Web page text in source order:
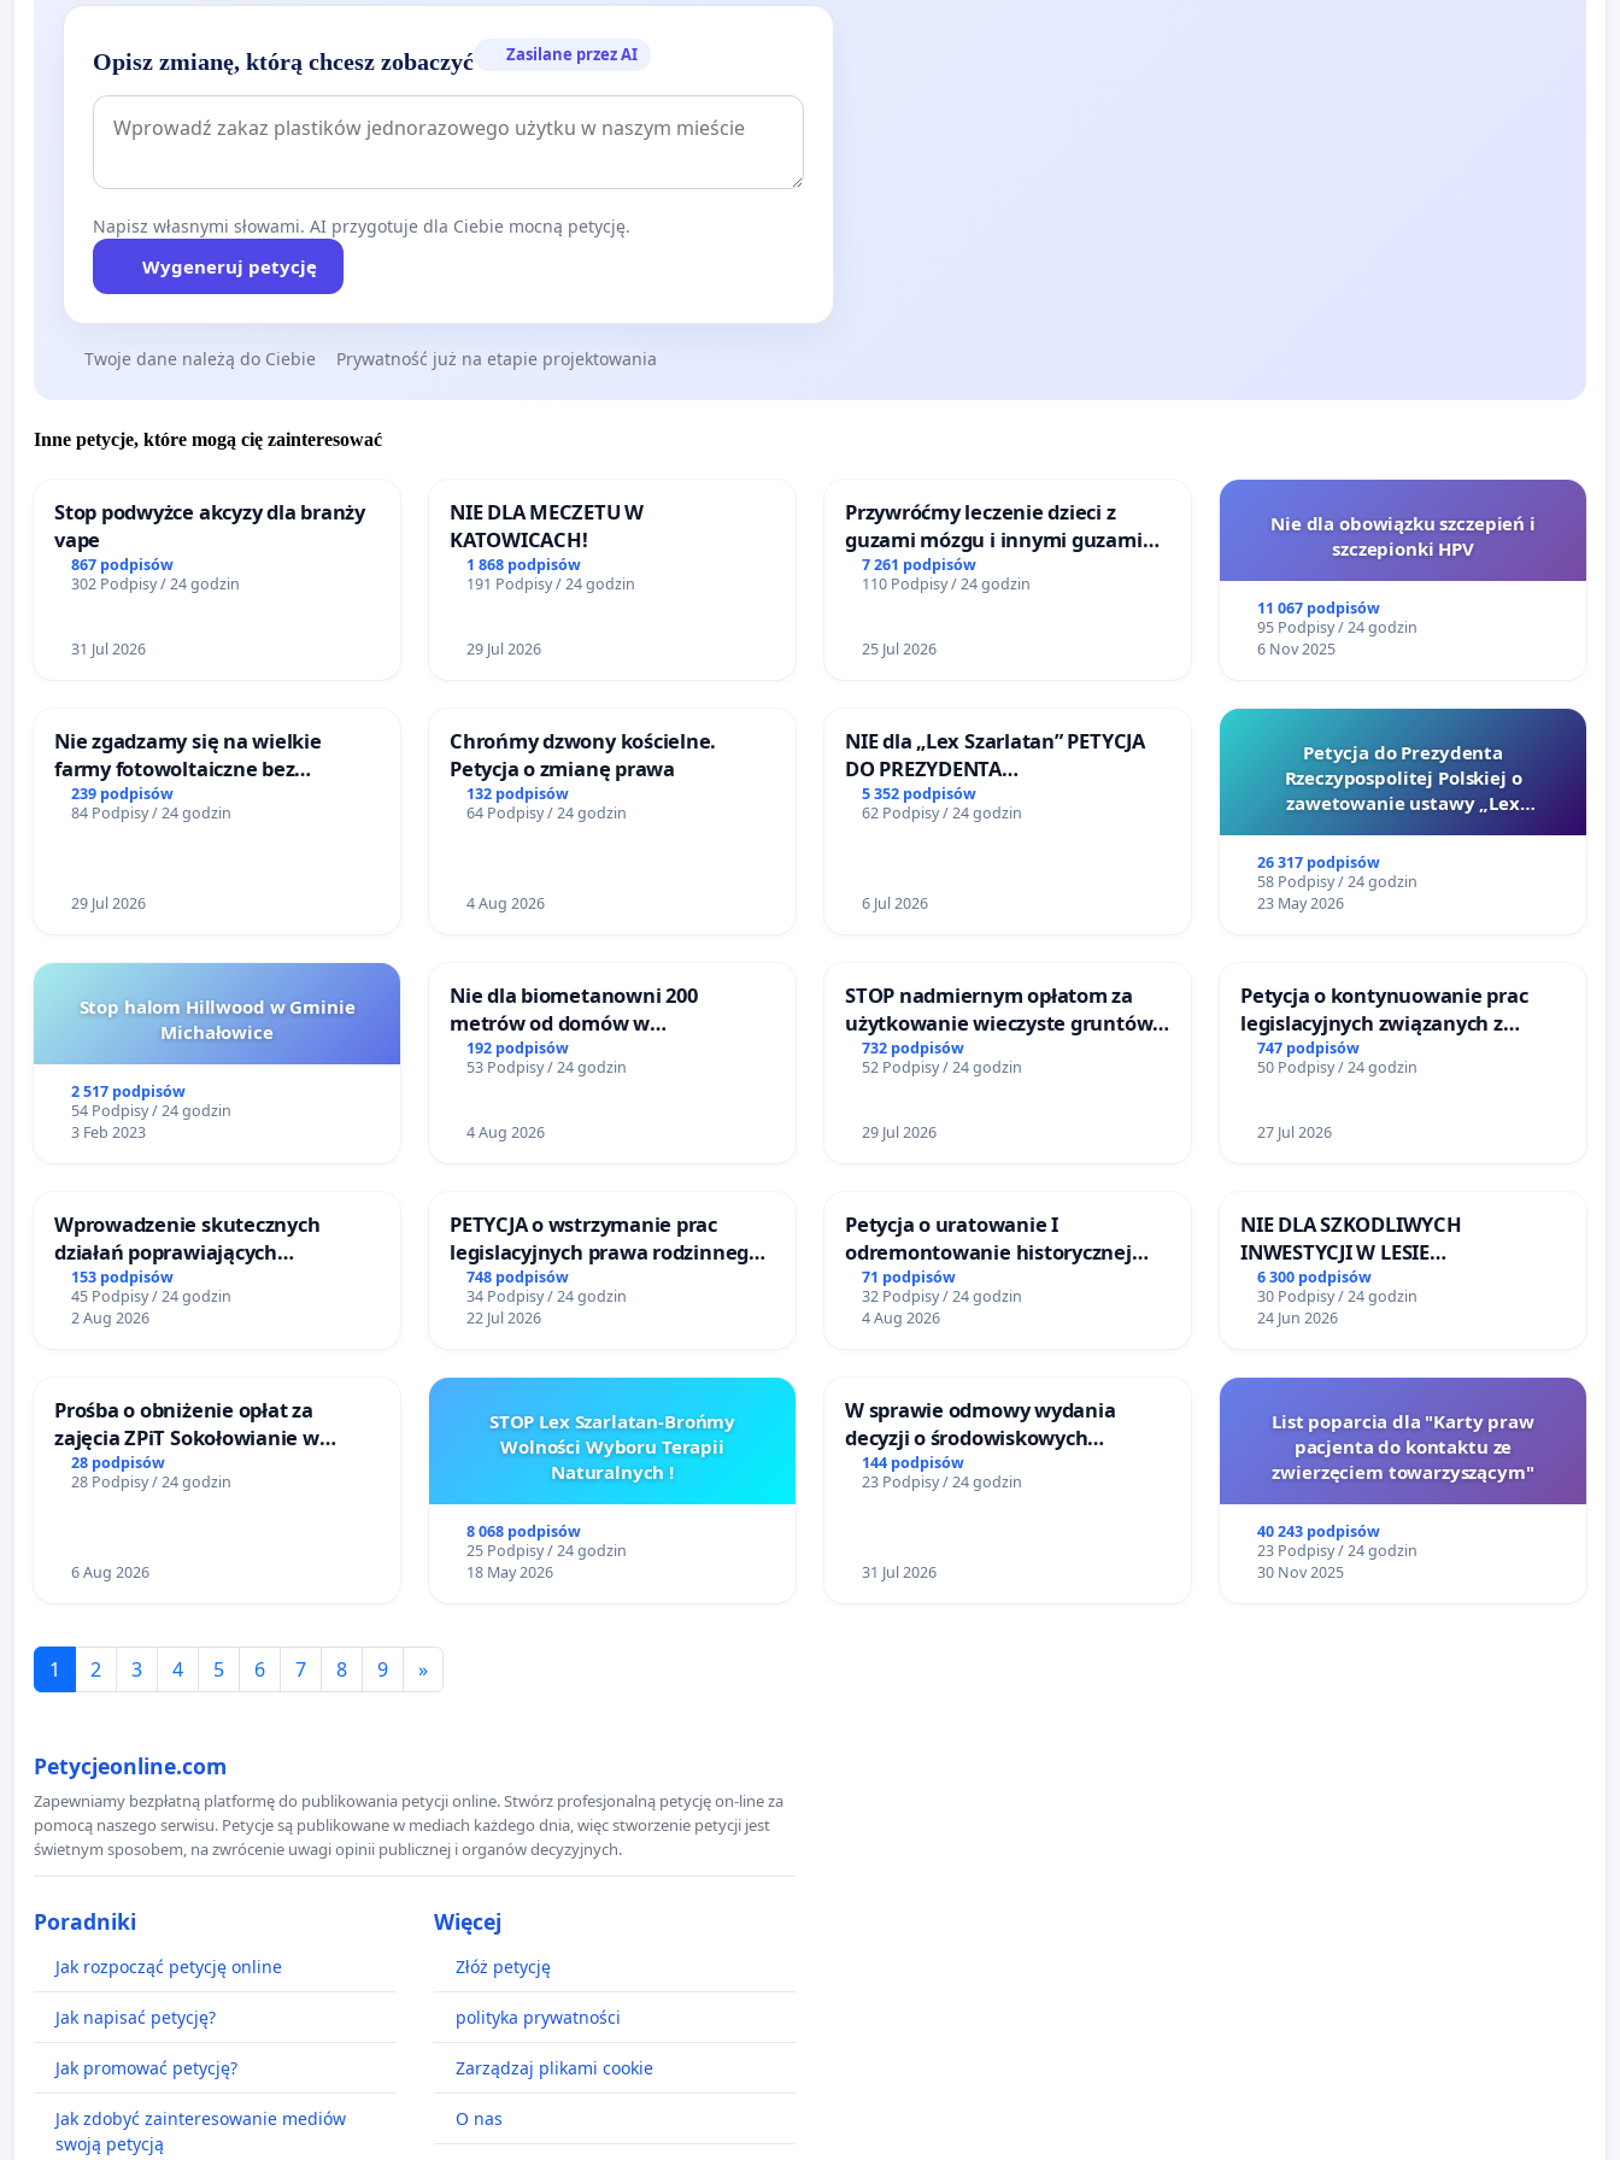
Opisz zmianę, którą chcesz zobaczyć Zasilane przez AI
Napisz własnymi słowami. AI przygotuje dla Ciebie mocną petycję.
Wygeneruj petycję
Twoje dane należą do Ciebie Prywatność już na etapie projektowania
Inne petycje, które mogą cię zainteresować
Stop podwyżce akcyzy dla branży
vape
867 podpisów
302 Podpisy / 24 godzin
31 Jul 2026
NIE DLA MECZETU W
KATOWICACH!
1 868 podpisów
191 Podpisy / 24 godzin
29 Jul 2026
Przywróćmy leczenie dzieci z
guzami mózgu i innymi guzami
litymi do Górnośląskiego
Centrum Zdrowia Dziecka w
7 261 podpisów
110 Podpisy / 24 godzin
25 Jul 2026
Nie dla obowiązku szczepień i
szczepionki HPV
11 067 podpisów
95 Podpisy / 24 godzin
6 Nov 2025
Nie zgadzamy się na wielkie
farmy fotowoltaiczne bez
rzetelnych analiz i akceptacji
mieszkańców
239 podpisów
84 Podpisy / 24 godzin
29 Jul 2026
Chrońmy dzwony kościelne.
Petycja o zmianę prawa
132 podpisów
64 Podpisy / 24 godzin
4 Aug 2026
NIE dla „Lex Szarlatan” PETYCJA
DO PREZYDENTA
RZECZYPOSPOLITEJ POLSKIEJ
5 352 podpisów
62 Podpisy / 24 godzin
6 Jul 2026
Petycja do Prezydenta
Rzeczypospolitej Polskiej o
zawetowanie ustawy „Lex
26 317 podpisów
58 Podpisy / 24 godzin
23 May 2026
Stop halom Hillwood w Gminie
Michałowice
2 517 podpisów
54 Podpisy / 24 godzin
3 Feb 2023
Nie dla biometanowni 200
metrów od domów w
Biernatkach, gm. Wądroże
Wielkie
192 podpisów
53 Podpisy / 24 godzin
4 Aug 2026
STOP nadmiernym opłatom za
użytkowanie wieczyste gruntów
zajmowanych przez rodzinne
ogrody działkowe.
732 podpisów
52 Podpisy / 24 godzin
29 Jul 2026
Petycja o kontynuowanie prac
legislacyjnych związanych z
reformą prawa rodzinnego
747 podpisów
50 Podpisy / 24 godzin
27 Jul 2026
Wprowadzenie skutecznych
działań poprawiających
bezpieczeństwo na ulicy
Żeromskiego w Otwocku
153 podpisów
45 Podpisy / 24 godzin
2 Aug 2026
PETYCJA o wstrzymanie prac
legislacyjnych prawa rodzinnego
narażających ofiary przemocy
748 podpisów
34 Podpisy / 24 godzin
22 Jul 2026
Petycja o uratowanie I
odremontowanie historycznej
Lokomotywy sm42-914
71 podpisów
32 Podpisy / 24 godzin
4 Aug 2026
NIE DLA SZKODLIWYCH
INWESTYCJI W LESIE
ŁAGIEWNICKIM I ARTURÓWKU
6 300 podpisów
30 Podpisy / 24 godzin
24 Jun 2026
Prośba o obniżenie opłat za
zajęcia ZPiT Sokołowianie w
Sokołowskim Ośrodku Kultury
28 podpisów
28 Podpisy / 24 godzin
6 Aug 2026
STOP Lex Szarlatan-Brońmy
Wolności Wyboru Terapii
Naturalnych !
8 068 podpisów
25 Podpisy / 24 godzin
18 May 2026
W sprawie odmowy wydania
decyzji o środowiskowych
uwarunkowaniach dla budowy
zakładu wytwarzania biometanu
mieszkańców i Puszczy
144 podpisów
23 Podpisy / 24 godzin
31 Jul 2026
List poparcia dla "Karty praw
pacjenta do kontaktu ze
zwierzęciem towarzyszącym"
40 243 podpisów
23 Podpisy / 24 godzin
30 Nov 2025
1 2 3 4 5 6 7 8 9 »
Petycjeonline.com
Zapewniamy bezpłatną platformę do publikowania petycji online. Stwórz profesjonalną petycję on-line za
pomocą naszego serwisu. Petycje są publikowane w mediach każdego dnia, więc stworzenie petycji jest
świetnym sposobem, na zwrócenie uwagi opinii publicznej i organów decyzyjnych.
Poradniki
Jak rozpocząć petycję online
Jak napisać petycję?
Jak promować petycję?
Jak zdobyć zainteresowanie mediów
swoją petycją
Więcej
Złóż petycję
polityka prywatności
Zarządzaj plikami cookie
O nas